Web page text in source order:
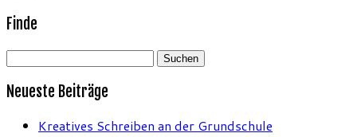
Finde
Suchen
Neueste Beiträge
Kreatives Schreiben an der Grundschule